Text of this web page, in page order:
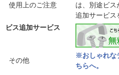
使用上のご注意
は、別途ビス
追加サービス
ビス追加サービス
その他
※おしゃれな
ちらへ。